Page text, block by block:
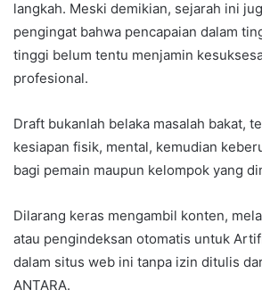
langkah. Meski demikian, sejarah ini
pengingat bahwa pencapaian dalam
tinggi belum tentu menjamin
profesional.
Draft bukanlah belaka masalah bakat,
kesiapan fisik, mental, kemudian
bagi pemain maupun kelompok yang
Dilarang keras mengambil konten,
atau pengindeksan otomatis untuk
dalam situs web ini tanpa izin ditulis
ANTARA.